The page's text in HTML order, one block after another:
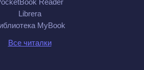
Reader
Librera
MyBook
Все читалки